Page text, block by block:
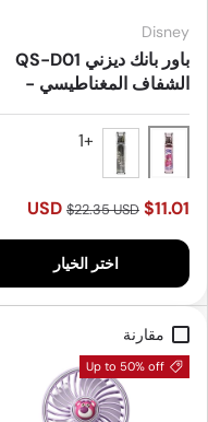
Disney
باور بانك ديزني QS-D01
الشفاف المغناطيسي -
5000mAh
$11.01 USD
$22.35 USD
اختر الخيار
مقارنة
Up to 50% off